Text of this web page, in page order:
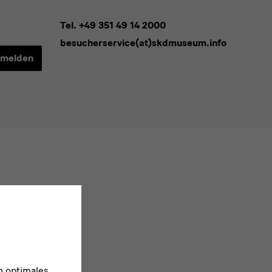
Tel. +49 351 49 14 2000
besucherservice(at)skdmuseum.info